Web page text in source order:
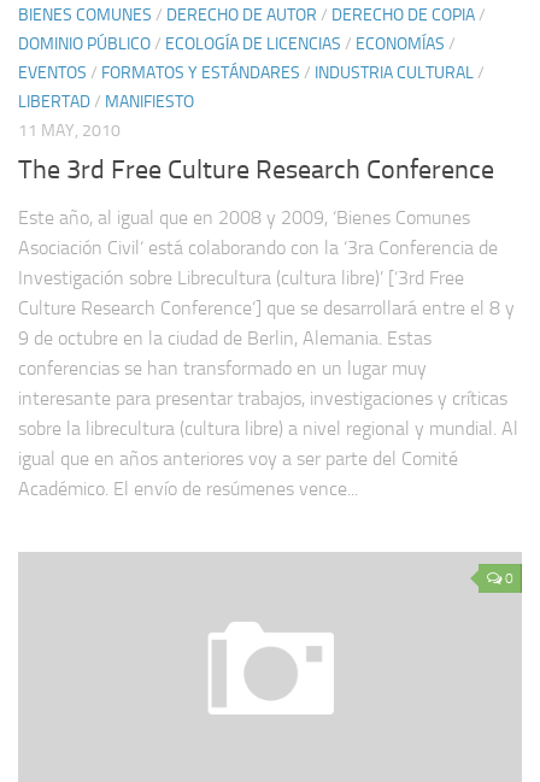
BIENES COMUNES / DERECHO DE AUTOR / DERECHO DE COPIA/
DOMINIO PÚBLICO/ ECOLOGÍA DE LICENCIAS / ECONOMÍAS /
EVENTOS / FORMATOS Y ESTÁNDARES / INDUSTRIA CULTURAL/
LIBERTAD/ MANIFIESTO
11 MAY, 2010
The 3rd Free Culture Research Conference
Este año, al igual que en 2008 y 2009, ‘Bienes Comunes
Asociación Civil‘ está colaborando con la ‘3ra Conferencia de
Investigación sobre Librecultura (cultura libre)’ [‘3rd Free
Culture Research Conference‘] que se desarrollará entre el 8 y
9 de octubre en la ciudad de Berlin, Alemania. Estas
conferencias se han transformado en un lugar muy
interesante para presentar trabajos, investigaciones y críticas
sobre la librecultura (cultura libre) a nivel regional y mundial. Al
igual que en años anteriores voy a ser parte del Comité
Académico. El envío de resúmenes vence...
0